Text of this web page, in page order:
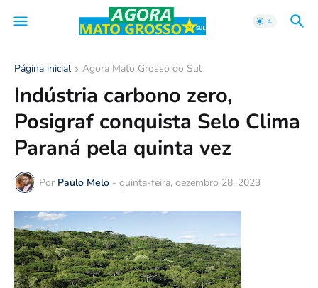
Página inicial Agora Mato Grosso do Sul
Indústria carbono zero,
Posigraf conquista Selo Clima
Paraná pela quinta vez
Por Paulo Melo - quinta-feira, dezembro 28, 2023